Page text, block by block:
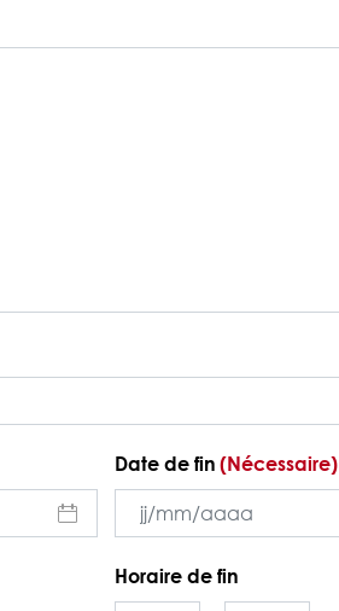
Date de fin (Nécessaire)
slash
Horaire de fin